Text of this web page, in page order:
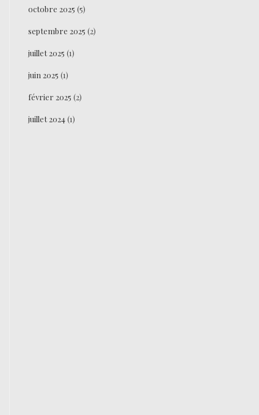
octobre 2025 (5)
septembre 2025 (2)
juillet 2025 (1)
juin 2025 (1)
février 2025 (2)
juillet 2024(1)